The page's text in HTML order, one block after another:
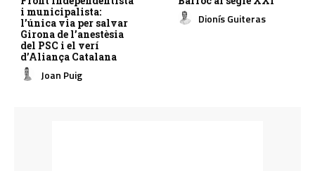
i municipalista:
l’única via per salvar
Girona de l’anestèsia
del PSC i el verí
d’Aliança Catalana
Joan Puig
Dionís Guiteras